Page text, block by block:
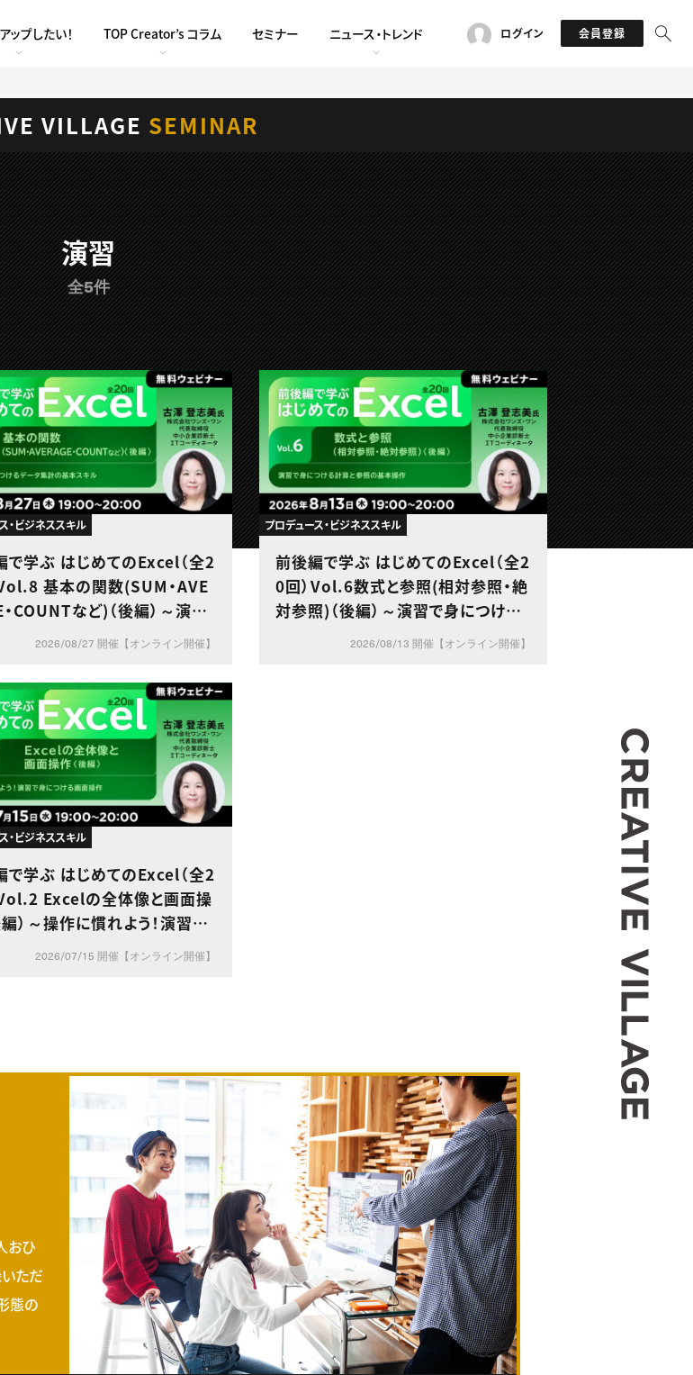
ップしたい！ TOP Creator’s コラム セミナー ニュース・トレンド ログイン 会員登録
VILLAGE SEMINAR
演習
全5件
・ビジネススキル
で学ぶ はじめてのExcel（全2
基本の関数(SUM・AVE
COUNTなど)（後編）～演習
つけるデータ集計の基本スキ
2026/08/27 開催【オンライン開催】
プロデュース・ビジネススキル
前後編で学ぶ はじめてのExcel（全2
0回）Vol.6数式と参照(相対参照・絶
対参照)（後編）～演習で身につける
計算と参照の基本操作～
2026/08/13 開催【オンライン開催】
・ビジネススキル
で学ぶ はじめてのExcel（全2
Excelの全体像と画面操
）～操作に慣れよう！演習で
ける画面操作～
2026/07/15 開催【オンライン開催】
おひ
ただ
態の